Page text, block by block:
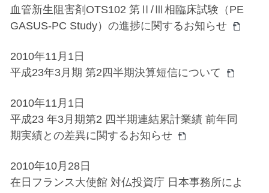
血管新生阻害剤OTS102 第Ⅱ/Ⅲ相臨床試験（PE
GASUS-PC Study）の進捗に関するお知らせ
2010年11月1日
平成23年3月期 第2四半期決算短信について
2010年11月1日
平成23 年3月期第2 四半期連結累計業績 前年同
期実績との差異に関するお知らせ
2010年10月28日
在日フランス大使館 対仏投資庁 日本事務所によ